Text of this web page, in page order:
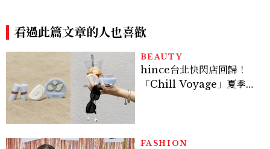
看過此篇文章的人也喜歡
BEAUTY
hince台北快閃店回歸！
「Chill Voyage」夏季限
FASHION